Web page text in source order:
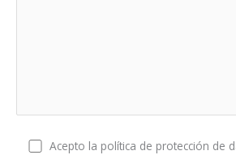
Acepto la política de protección de